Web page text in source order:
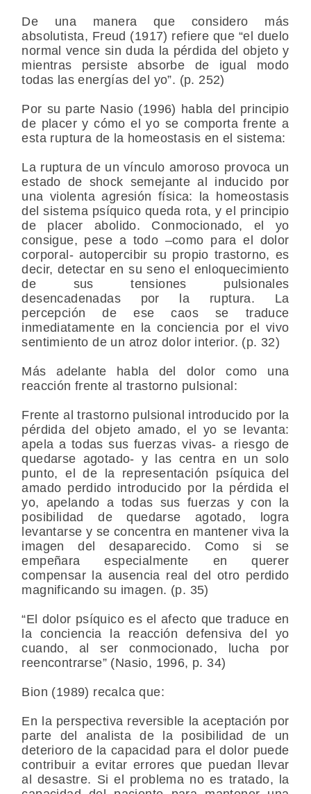
De una manera que considero más
absolutista, Freud (1917) refiere que “el duelo
normal vence sin duda la pérdida del objeto y
mientras persiste absorbe de igual modo
todas las energías del yo”. (p. 252)
Por su parte Nasio (1996) habla del principio
de placer y cómo el yo se comporta frente a
esta ruptura de la homeostasis en el sistema:
La ruptura de un vínculo amoroso provoca un
estado de shock semejante al inducido por
una violenta agresión física: la homeostasis
del sistema psíquico queda rota, y el principio
de placer abolido. Conmocionado, el yo
consigue, pese a todo –como para el dolor
corporal- autopercibir su propio trastorno, es
decir, detectar en su seno el enloquecimiento
de sus tensiones pulsionales
desencadenadas por la ruptura. La
percepción de ese caos se traduce
inmediatamente en la conciencia por el vivo
sentimiento de un atroz dolor interior. (p. 32)
Más adelante habla del dolor como una
reacción frente al trastorno pulsional:
Frente al trastorno pulsional introducido por la
pérdida del objeto amado, el yo se levanta:
apela a todas sus fuerzas vivas- a riesgo de
quedarse agotado- y las centra en un solo
punto, el de la representación psíquica del
amado perdido introducido por la pérdida el
yo, apelando a todas sus fuerzas y con la
posibilidad de quedarse agotado, logra
levantarse y se concentra en mantener viva la
imagen del desaparecido. Como si se
empeñara especialmente en querer
compensar la ausencia real del otro perdido
magnificando su imagen. (p. 35)
“El dolor psíquico es el afecto que traduce en
la conciencia la reacción defensiva del yo
cuando, al ser conmocionado, lucha por
reencontrarse” (Nasio, 1996, p. 34)
Bion (1989) recalca que:
En la perspectiva reversible la aceptación por
parte del analista de la posibilidad de un
deterioro de la capacidad para el dolor puede
contribuir a evitar errores que puedan llevar
al desastre. Si el problema no es tratado, la